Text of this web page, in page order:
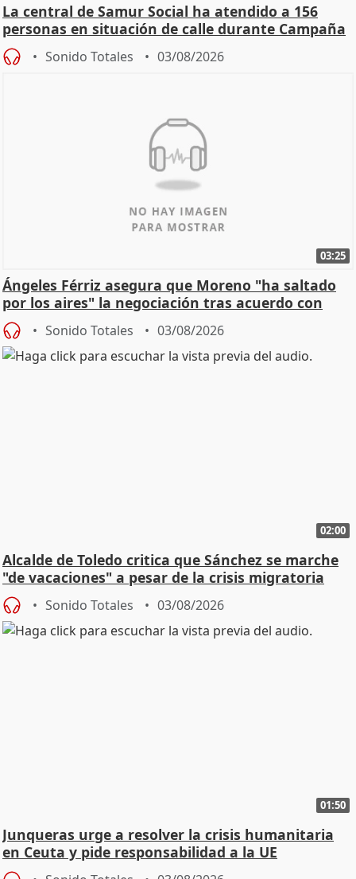
La central de Samur Social ha atendido a 156
personas en situación de calle durante Campaña
de Calor
Sonido Totales 03/08/2026
03:25
Ángeles Férriz asegura que Moreno "ha saltado
por los aires" la negociación tras acuerdo con
SMA
Sonido Totales 03/08/2026
02:00
Alcalde de Toledo critica que Sánchez se marche
"de vacaciones" a pesar de la crisis migratoria
Sonido Totales 03/08/2026
01:50
Junqueras urge a resolver la crisis humanitaria
en Ceuta y pide responsabilidad a la UE